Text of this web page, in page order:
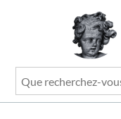
Que
recherchez-